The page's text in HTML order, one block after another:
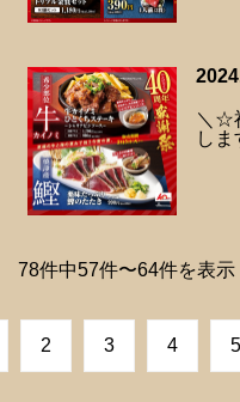
＼☆
し
78件中57件〜64件を表示
2 3 4 5